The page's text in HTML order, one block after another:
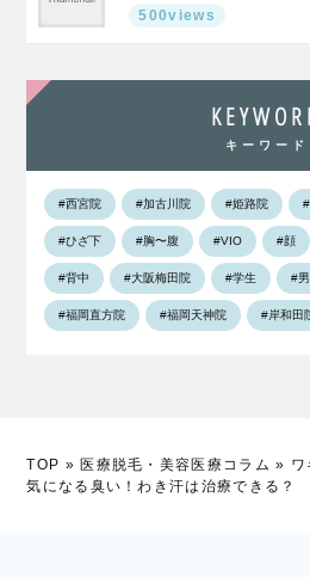
500views
キーワード
#西宮院 #加古川院 #姫路院
#ひざ下 #胸〜腹 #VIO #顔
#背中 #大阪梅田院 #学生 #
#福岡直方院 #福岡天神院 #岸和田
TOP »医療脱毛・美容医療コラム »
気になる臭い！わき汗は治療できる？